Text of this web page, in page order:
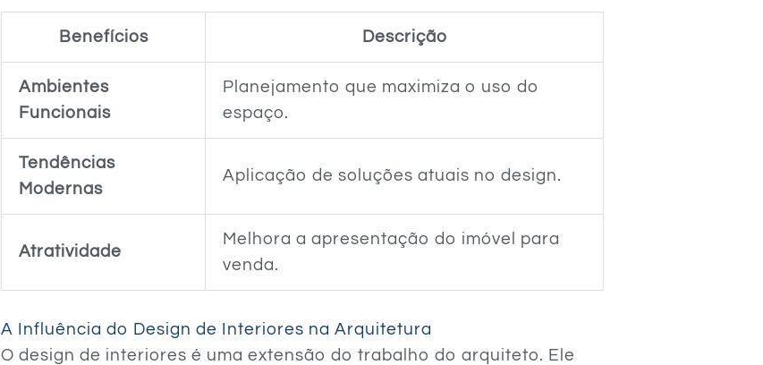
Benefícios Descrição
Ambientes
Funcionais
Planejamento que maximiza o uso do
espaço.
Tendências
Modernas
Aplicação de soluções atuais no design.
Atratividade
Melhora a apresentação do imóvel para
venda.
A Influência do Design de Interiores na Arquitetura
O design de interiores é uma extensão do trabalho do arquiteto. Ele